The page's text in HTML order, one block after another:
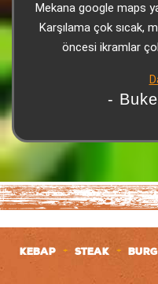
Mekana google maps
Karşılama çok sıcak,
öncesi ikramlar
tatlı (yine ikram)
güleryüzlü ve ilgiliydi.
-
KEBAP + STEAK +